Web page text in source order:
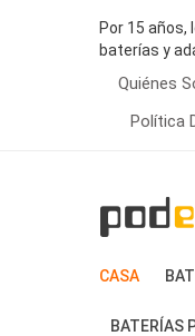
Por 15 años,
baterías y
Quiénes
Política
CASA
BATERÍAS